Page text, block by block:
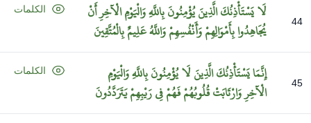
44 لَايَسْتَأْذِنُكَالَّذِينَيُؤْمِنُونَبِاللَّهِوَالْيَوْمِالْآخِرِأَنْ
يُجَاهِدُوابِأَمْوَالِهِمْوَأَنْفُسِهِمْوَاللَّهُعَلِيمٌبِالْمُتَّقِينَ
الكلمات
45 إِنَّمَايَسْتَأْذِنُكَالَّذِينَلَايُؤْمِنُونَبِاللَّهِوَالْيَوْمِ
الْآخِرِوَارْتَابَتْقُلُوبُهُمْفَهُمْفِيرَيْبِهِمْيَتَرَدَّدُونَ
الكلمات